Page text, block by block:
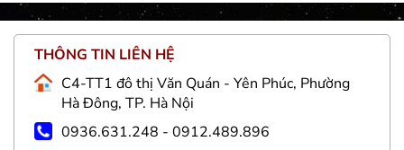
THÔNG TIN LIÊN HỆ
C4-TT1 đô thị Văn Quán - Yên Phúc, Phường
Hà Đông, TP. Hà Nội
0936.631.248 - 0912.489.896